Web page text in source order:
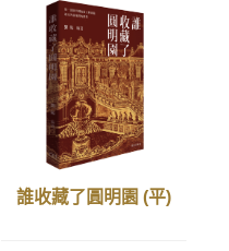
誰收藏了圓明園 (平)